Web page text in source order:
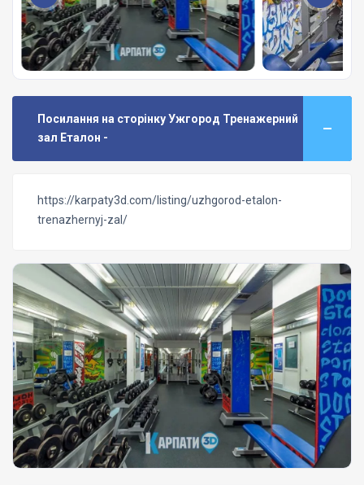
Посилання на сторінку Ужгород Тренажерний
зал Еталон -
https://karpaty3d.com/listing/uzhgorod-etalon-
trenazhernyj-zal/